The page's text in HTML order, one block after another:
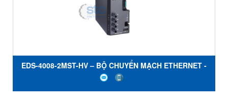
EDS-4008-2MST-HV – BỘ CHUYỂN MẠCH ETHERNET -
MOXA